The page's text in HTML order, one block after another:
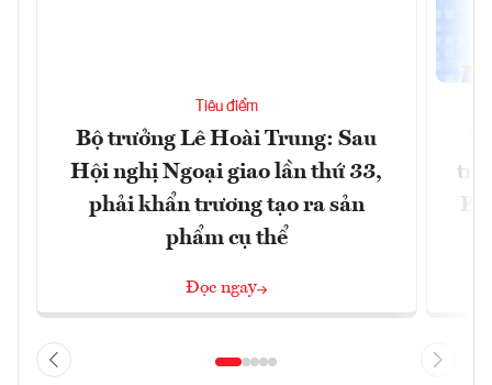
Bộ trưởng Lê Hoài Trung: Sau
Hội nghị Ngoại giao lần thứ 33,
phải khẩn trương tạo ra sản
phẩm cụ thể
Đọc ngay